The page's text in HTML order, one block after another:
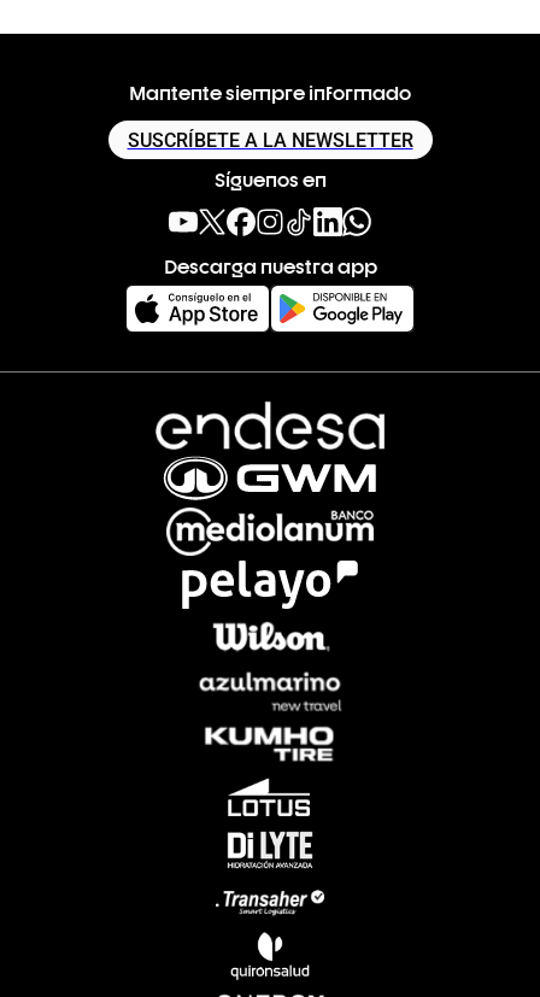
Mantente siempre informado
SUSCRÍBETE A LA NEWSLETTER
Síguenos en
Descarga nuestra app